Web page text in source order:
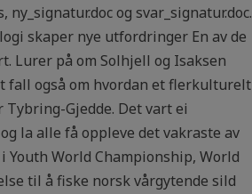
ny_signatur.doc og svar_signatur.doc.
skaper nye utfordringer En av de
Lurer på om Solhjell og Isaksen
fall også om hvordan et flerkulturelt
Gjedde. Det vart ei
la alle få oppleve det vakraste av
World Championship, World
til å fiske norsk vårgytende sild